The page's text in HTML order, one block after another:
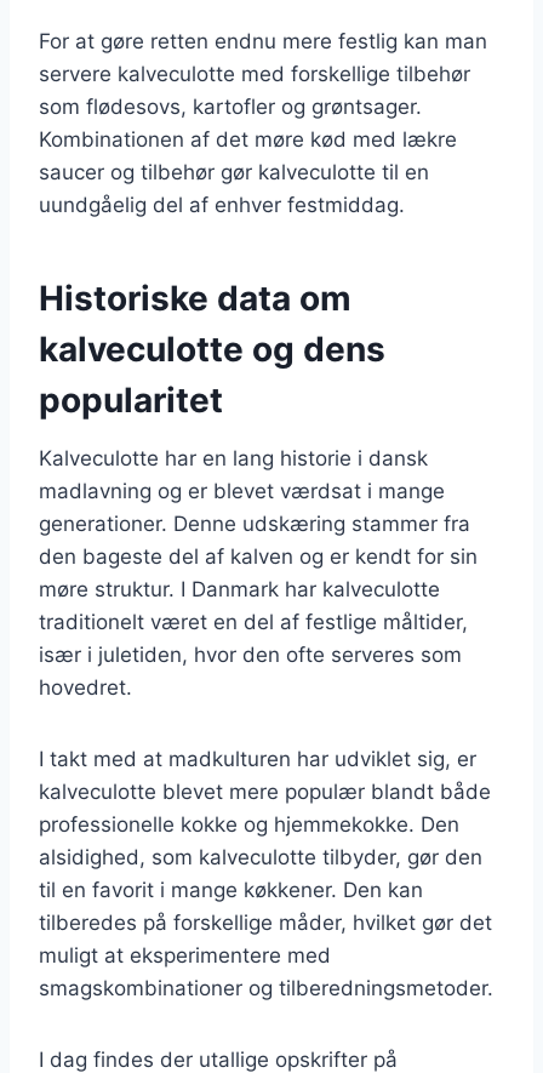
For at gøre retten endnu mere festlig kan man
servere kalveculotte med forskellige tilbehør
som flødesovs, kartofler og grøntsager.
Kombinationen af det møre kød med lækre
saucer og tilbehør gør kalveculotte til en
uundgåelig del af enhver festmiddag.
Historiske data om
kalveculotte og dens
popularitet
Kalveculotte har en lang historie i dansk
madlavning og er blevet værdsat i mange
generationer. Denne udskæring stammer fra
den bageste del af kalven og er kendt for sin
møre struktur. I Danmark har kalveculotte
traditionelt været en del af festlige måltider,
især i juletiden, hvor den ofte serveres som
hovedret.
I takt med at madkulturen har udviklet sig, er
kalveculotte blevet mere populær blandt både
professionelle kokke og hjemmekokke. Den
alsidighed, som kalveculotte tilbyder, gør den
til en favorit i mange køkkener. Den kan
tilberedes på forskellige måder, hvilket gør det
muligt at eksperimentere med
smagskombinationer og tilberedningsmetoder.
I dag findes der utallige opskrifter på